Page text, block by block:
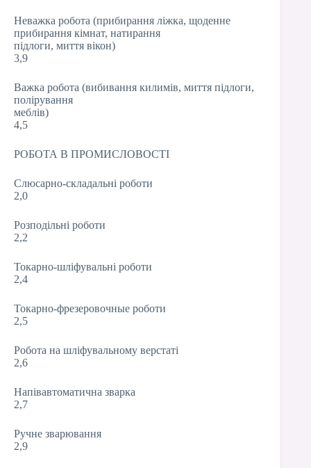
Неважка робота (прибирання ліжка, щоденне
прибирання кімнат, натирання
підлоги, миття вікон)
3,9
Важка робота (вибивання килимів, миття підлоги,
полірування
меблів)
4,5
РОБОТА В ПРОМИСЛОВОСТІ
Слюсарно-складальні роботи
2,0
Розподільні роботи
2,2
Токарно-шліфувальні роботи
2,4
Токарно-фрезеровочные роботи
2,5
Робота на шліфувальному верстаті
2,6
Напівавтоматична зварка
2,7
Ручне зварювання
2,9